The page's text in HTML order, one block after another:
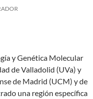
y Genética Molecular
de Valladolid (UVa) y
de Madrid (UCM) y de
una región específica